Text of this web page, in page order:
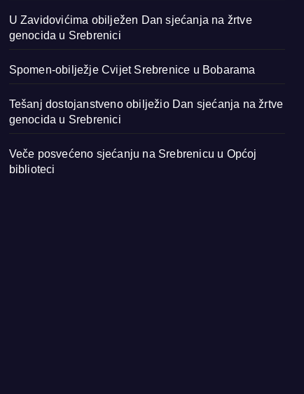
U Zavidovićima obilježen Dan sjećanja na žrtve
genocida u Srebrenici
Spomen-obilježje Cvijet Srebrenice u Bobarama
Tešanj dostojanstveno obilježio Dan sjećanja na žrtve
genocida u Srebrenici
Veče posvećeno sjećanju na Srebrenicu u Općoj
biblioteci